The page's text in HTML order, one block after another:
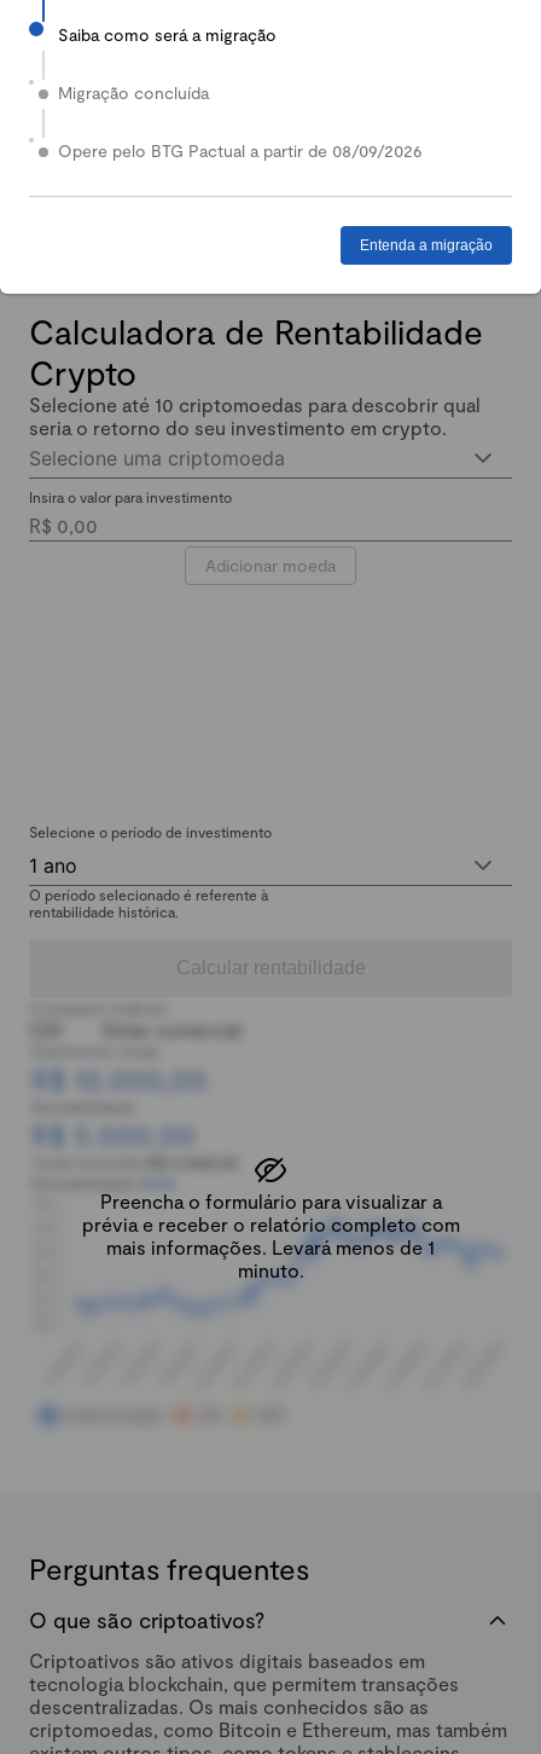
2024
Em 2024, nossa Carteira Conservadora mais que
Enquanto isso, quem investiu em Renda Fixa lucrou
Calculadora de Rentabilidade
Crypto
Selecione até 10 criptomoedas para descobrir qual
seria o retorno do seu investimento em crypto.
Selecione uma criptomoeda
Insira o valor para investimento
Adicionar moeda
Selecione o período de investimento
1 ano
O período selecionado é referente à
rentabilidade histórica.
Calcular rentabilidade
Preencha o formulário para visualizar a
prévia e receber o relatório completo com
mais informações. Levará menos de 1
minuto.
Dólar comercial
R$ 10.000,00
R$ 5.000,00
Perguntas frequentes
O que são criptoativos?
Criptoativos são ativos digitais baseados em
tecnologia blockchain, que permitem transações
descentralizadas. Os mais conhecidos são as
criptomoedas, como Bitcoin e Ethereum, mas também
Saiba como será a migração
Migração concluída
Opere pelo BTG Pactual a partir de 08/09/2026
Entenda a migração